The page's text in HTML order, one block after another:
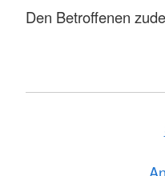
Den Betroffenen